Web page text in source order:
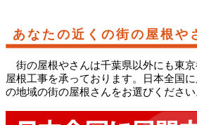
あなたの近くの街の屋根や
街の屋根やさんは千葉県以外にも東
屋根工事を承っております。日本全国
の地域の街の屋根さんをお選びください